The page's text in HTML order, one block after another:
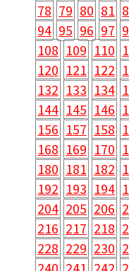
78 79 80 81
94 95 96 97
108 109 110
120 121 122
132 133 134
144 145 146
156 157 158
168 169 170
180 181 182
192 193 194
204 205 206
216 217 218
228 229 230